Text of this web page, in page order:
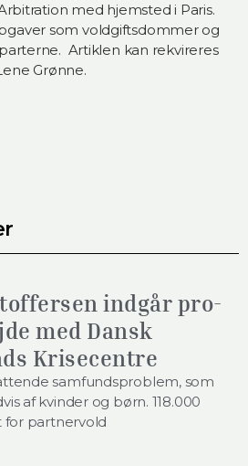
med hjemsted i Paris.
som voldgiftsdommer og
Artiklen kan rekvireres
Grønne.
indgår pro-
med Dansk
Krisecentre
samfundsproblem, som
af kvinder og børn. 118.000
for partnervold